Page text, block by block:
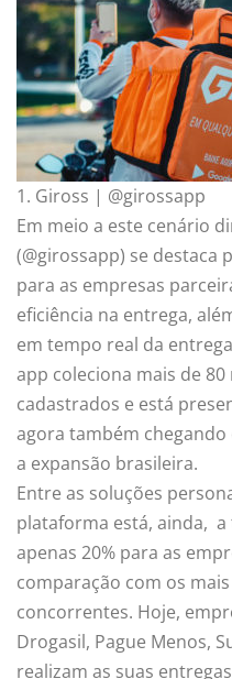
1. Giross | @girossapp
Em meio a este cenário
(@girossapp) se destaca
para as empresas
eficiência na entrega,
em tempo real da
app coleciona mais de
cadastrados e está
agora também
a expansão brasileira.
Entre as soluções
plataforma está, ainda, a
apenas 20% para as
comparação com os
concorrentes. Hoje,
Drogasil, Pague Menos,
realizam as suas